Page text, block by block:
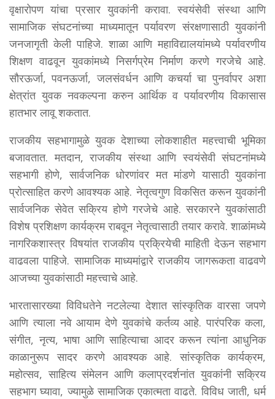
वृक्षारोपण यांचा प्रसार युवकांनी करावा. स्वयंसेवी संस्था आणि
सामाजिक संघटनांच्या माध्यमातून पर्यावरण संरक्षणासाठी युवकांनी
जनजागृती केली पाहिजे. शाळा आणि महाविद्यालयांमध्ये पर्यावरणीय
शिक्षण वाढवून युवकांमध्ये निसर्गप्रेम निर्माण करणे गरजेचे आहे.
सौरऊर्जा, पवनऊर्जा, जलसंवर्धन आणि कचर्या चा पुनर्वापर अशा
क्षेत्रांत युवक नवकल्पना करुन आर्थिक व पर्यावरणीय विकासास
हातभार लावू शकतात.
राजकीय सहभागामुळे युवक देशाच्या लोकशाहीत महत्त्वाची भूमिका
बजावतात. मतदान, राजकीय संस्था आणि स्वयंसेवी संघटनांमध्ये
सहभागी होणे, सार्वजनिक धोरणांवर मत मांडणे यासाठी युवकांना
प्रोत्साहित करणे आवश्यक आहे. नेतृत्वगुण विकसित करून युवकांनी
सार्वजनिक सेवेत सक्रिय होणे गरजेचे आहे. सरकारने युवकांसाठी
विशेष प्रशिक्षण कार्यक्रम राबवून नेतृत्वासाठी तयार करावे. शाळांमध्ये
नागरिकशास्त्र विषयांत राजकीय प्रक्रियेची माहिती देऊन सहभाग
वाढवला पाहिजे. सामाजिक माध्यमांद्वारे राजकीय जागरूकता वाढवणे
आजच्या युवकांसाठी महत्त्वाचे आहे.
भारतासारख्या विविधतेने नटलेल्या देशात सांस्कृतिक वारसा जपणे
आणि त्याला नवे आयाम देणे युवकांचे कर्तव्य आहे. पारंपरिक कला,
संगीत, नृत्य, भाषा आणि साहित्याचा आदर करून त्यांना आधुनिक
काळानुरूप सादर करणे आवश्यक आहे. सांस्कृतिक कार्यक्रम,
महोत्सव, साहित्य संमेलन आणि कलाप्रदर्शनांत युवकांनी सक्रिय
सहभाग घ्यावा, ज्यामुळे सामाजिक एकात्मता वाढते. विविध जाती, धर्म